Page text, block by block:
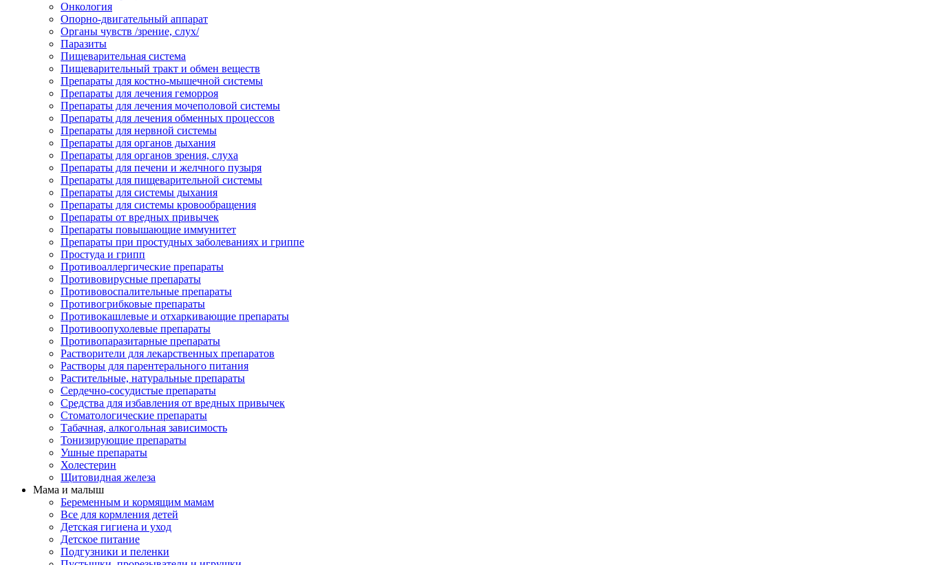
Онкология
Опорно-двигательный аппарат
Органы чувств /зрение, слух/
Паразиты
Пищеварительная система
Пищеварительный тракт и обмен веществ
Препараты для костно-мышечной системы
Препараты для лечения геморроя
Препараты для лечения мочеполовой системы
Препараты для лечения обменных процессов
Препараты для нервной системы
Препараты для органов дыхания
Препараты для органов зрения, слуха
Препараты для печени и желчного пузыря
Препараты для пищеварительной системы
Препараты для системы дыхания
Препараты для системы кровообращения
Препараты от вредных привычек
Препараты повышающие иммунитет
Препараты при простудных заболеваниях и гриппе
Простуда и грипп
Противоаллергические препараты
Противовирусные препараты
Противовоспалительные препараты
Противогрибковые препараты
Противокашлевые и отхаркивающие препараты
Противоопухолевые препараты
Противопаразитарные препараты
Растворители для лекарственных препаратов
Растворы для парентерального питания
Растительные, натуральные препараты
Сердечно-сосудистые препараты
Средства для избавления от вредных привычек
Стоматологические препараты
Табачная, алкогольная зависимость
Тонизирующие препараты
Ушные препараты
Холестерин
Щитовидная железа
Мама и малыш
Беременным и кормящим мамам
Все для кормления детей
Детская гигиена и уход
Детское питание
Подгузники и пеленки